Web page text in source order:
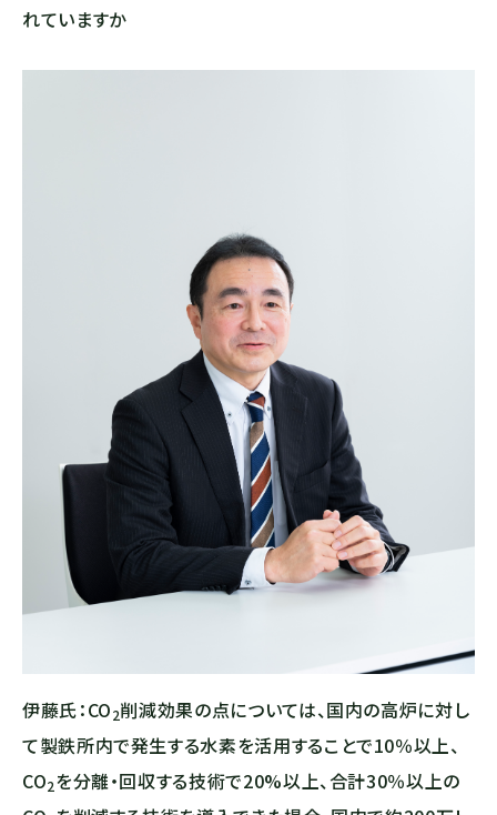
れていますか
伊藤氏：CO2削減効果の点については、国内の高炉に対し
て製鉄所内で発生する水素を活用することで10％以上、
CO2を分離・回収する技術で20%以上、合計30％以上の